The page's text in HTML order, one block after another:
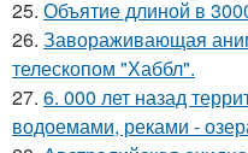
25. Объятие длиной в
26. Завораживающая
телескопом "Хаббл".
27. 6. 000 лет назад
водоемами, реками -